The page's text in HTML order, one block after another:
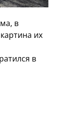
в
их
в